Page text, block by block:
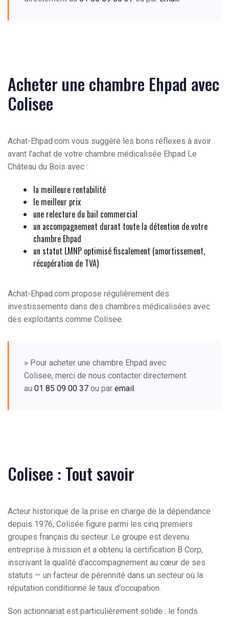
Acheter une chambre Ehpad avec
Colisee
Achat-Ehpad.com vous suggère les bons réflexes à avoir
avant l'achat de votre chambre médicalisée Ehpad Le
Château du Bois avec :
la meilleure rentabilité
le meilleur prix
une relecture du bail commercial
un accompagnement durant toute la détention de votre
chambre Ehpad
un statut LMNP optimisé fiscalement (amortissement,
récupération de TVA)
Achat-Ehpad.com propose régulièrement des
investissements dans des chambres médicalisées avec
des exploitants comme Colisee.
» Pour acheter une chambre Ehpad avec
Colisee, merci de nous contacter directement
au 01 85 09 00 37 ou par email
Colisee : Tout savoir
Acteur historique de la prise en charge de la dépendance
depuis 1976, Colisée figure parmi les cinq premiers
groupes français du secteur. Le groupe est devenu
entreprise à mission et a obtenu la certification B Corp,
inscrivant la qualité d'accompagnement au cœur de ses
statuts — un facteur de pérennité dans un secteur où la
réputation conditionne le taux d'occupation.
Son actionnariat est particulièrement solide : le fonds